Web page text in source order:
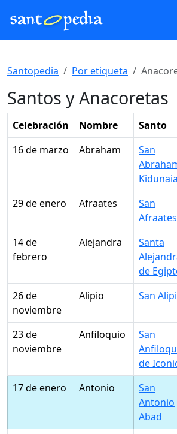
Santopedia Por etiqueta
Santos y Anacoretas
Celebración Nombre Santo
16 de marzo
Abraham
San
Kidunaia
29 de enero Afraates
San
Afraates
14 de
febrero
Alejandra
Santa
de
26 de
noviembre
Alipio San
23 de
noviembre
Anfiloquio
San
de
17 de enero Antonio
San
Antonio
Abad